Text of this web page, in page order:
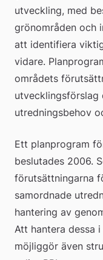
utveckling, med
grönområden och
att identifiera
vidare.
områdets
utvecklingsförslag
utredningsbehov
Ett planprogram
beslutades 2006.
förutsättningarna
samordnade
hantering av
Att hantera dessa
möjliggör även